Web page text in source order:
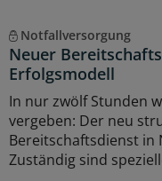
Notfallversorgung
Neuer
Erfolgsmodell
In nur zwölf Stunden
vergeben: Der neu
Bereitschaftsdienst
Zuständig sind